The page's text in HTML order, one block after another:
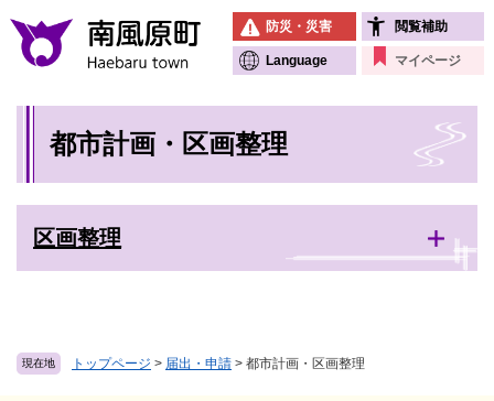
メニューを飛ばして本文へ
防災・災害 閲覧補助
Language マイページ
現在地 トップページ > 届出・申請 > 都市計画・区画整理
都市計画・区画整理
区画整理